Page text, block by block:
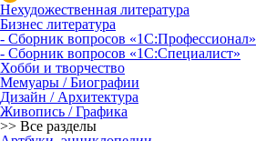
Нехудожественная литература
Бизнес литература
- Сборник вопросов «1С:Профессионал»
- Сборник вопросов «1С:Специалист»
Хобби и творчество
Мемуары / Биографии
Дизайн / Архитектура
Живопись / Графика
>> Все разделы